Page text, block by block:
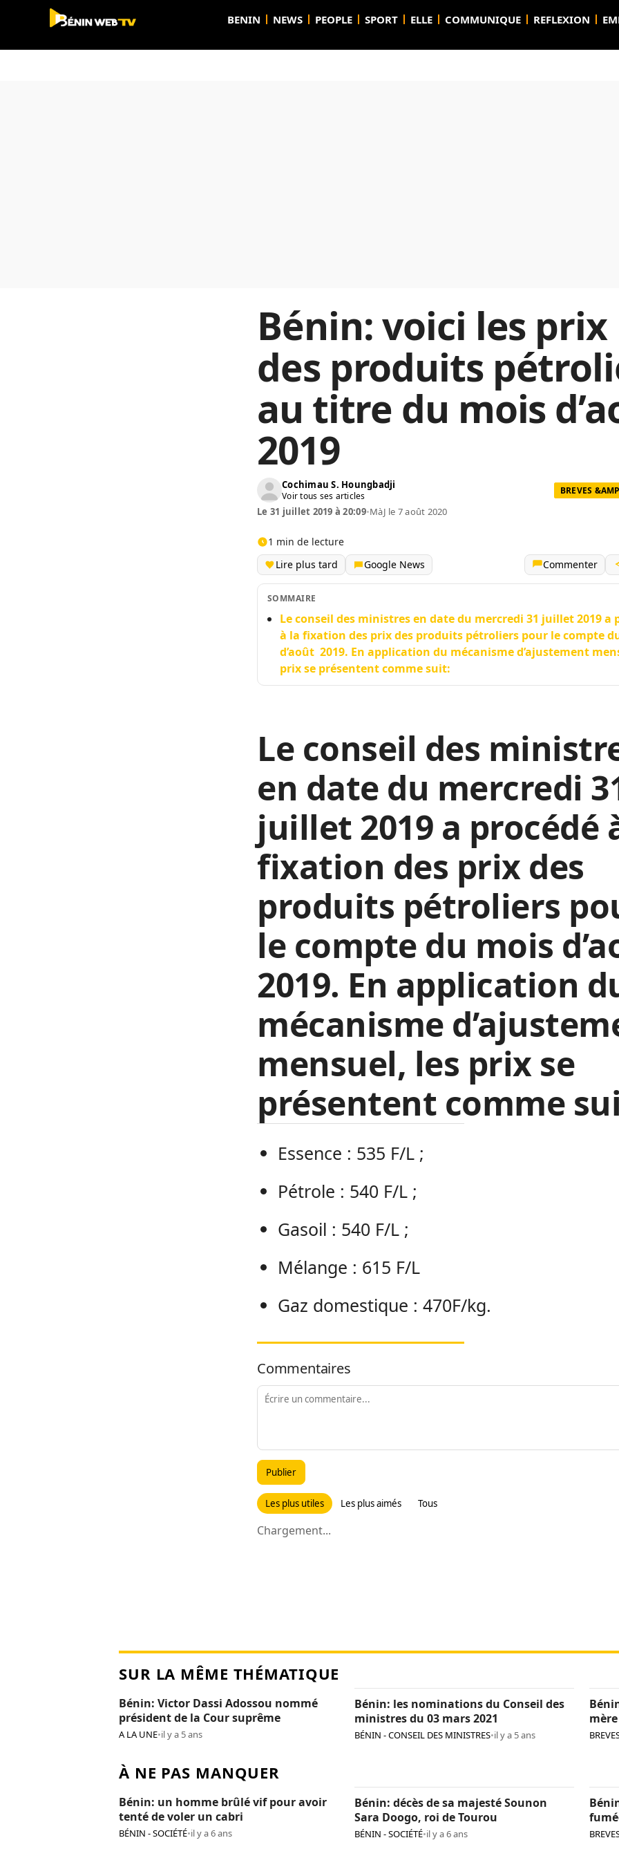
BENIN NEWS PEOPLE SPORT ELLE COMMUNIQUE REFLEXION
Bénin: voici les prix
des produits
au titre du mois
2019
Cochimau S. Houngbadji
Voir tous ses articles BREVES
Le 31 juillet 2019 à 20:09•MàJ le 7 août 2020
1 min de lecture
Lire plus tard
Google News Commenter
SOMMAIRE
Le conseil des ministres en date du mercredi 31 juillet 2019 a
à la fixation des prix des produits pétroliers pour le compte
d’août 2019. En application du mécanisme d’ajustement
prix se présentent comme suit:
Le conseil des
en date du mercredi
juillet 2019 a procédé
fixation des prix des
produits pétroliers
le compte du mois
2019. En application
mécanisme
mensuel, les prix se
présentent comme
Essence : 535 F/L ;
Pétrole : 540 F/L ;
Gasoil : 540 F/L ;
Mélange : 615 F/L
Gaz domestique : 470F/kg.
Commentaires
Publier
Les plus utiles Les plus aimés Tous
Chargement...
SUR LA MÊME THÉMATIQUE
Bénin: Victor Dassi Adossou nommé
président de la Cour suprême
A LA UNE•il y a 5 ans
Bénin: les nominations du Conseil des
ministres du 03 mars 2021
BÉNIN - CONSEIL DES MINISTRES•il y a 5 ans
À NE PAS MANQUER
Bénin: un homme brûlé vif pour avoir
tenté de voler un cabri
BÉNIN - SOCIÉTÉ•il y a 6 ans
Bénin: décès de sa majesté Sounon
Sara Doogo, roi de Tourou
BÉNIN - SOCIÉTÉ•il y a 6 ans